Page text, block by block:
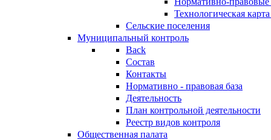
Технологическая
Сельские поселения
Муниципальный контроль
Back
Состав
Контакты
Нормативно - правовая база
Деятельность
План контрольной деятельности
Реестр видов контроля
Общественная палата